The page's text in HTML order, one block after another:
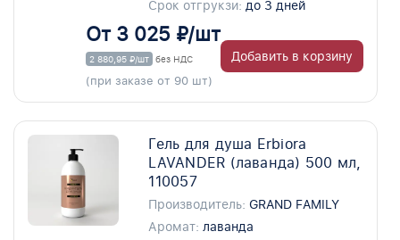
Срок отгрукзи: до 3 дней
От 3 025 ₽/шт
2 880,95 ₽/шт без НДС
(при заказе от 90 шт)
Добавить в корзину
Гель для душа Erbiora
LAVANDER (лаванда) 500 мл,
110057
Производитель: GRAND FAMILY
Аромат: лаванда